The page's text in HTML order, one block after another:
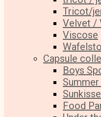
Tricot/
Velvet /
Viscose
Capsule
Boys
Food